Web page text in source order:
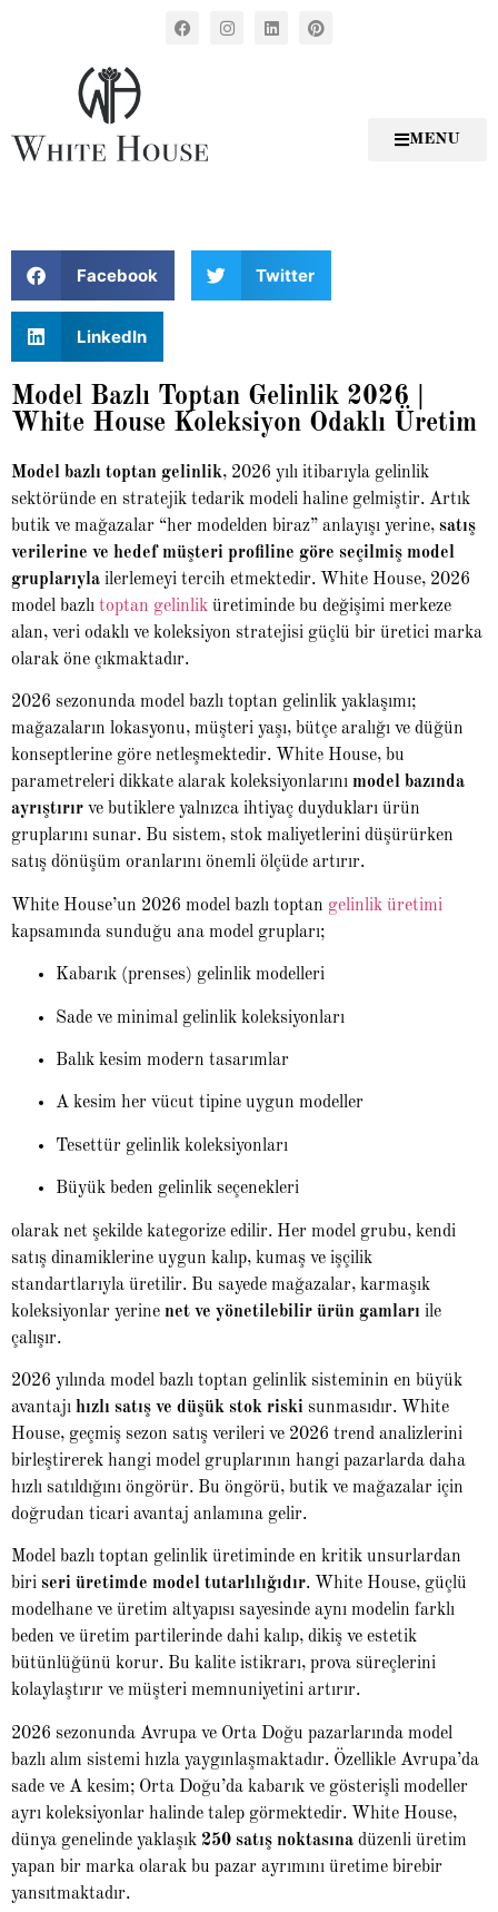
MENU
Facebook Twitter
LinkedIn
Model Bazlı Toptan Gelinlik 2026 |
White House Koleksiyon Odaklı Üretim
Model bazlı toptan gelinlik, 2026 yılı itibarıyla gelinlik
sektöründe en stratejik tedarik modeli haline gelmiştir. Artık
butik ve mağazalar “her modelden biraz” anlayışı yerine, satış
verilerine ve hedef müşteri profiline göre seçilmiş model
gruplarıyla ilerlemeyi tercih etmektedir. White House, 2026
model bazlı toptan gelinlik üretiminde bu değişimi merkeze
alan, veri odaklı ve koleksiyon stratejisi güçlü bir üretici marka
olarak öne çıkmaktadır.
2026 sezonunda model bazlı toptan gelinlik yaklaşımı;
mağazaların lokasyonu, müşteri yaşı, bütçe aralığı ve düğün
konseptlerine göre netleşmektedir. White House, bu
parametreleri dikkate alarak koleksiyonlarını model bazında
ayrıştırır ve butiklere yalnızca ihtiyaç duydukları ürün
gruplarını sunar. Bu sistem, stok maliyetlerini düşürürken
satış dönüşüm oranlarını önemli ölçüde artırır.
White House’un 2026 model bazlı toptan gelinlik üretimi
kapsamında sunduğu ana model grupları;
Kabarık (prenses) gelinlik modelleri
Sade ve minimal gelinlik koleksiyonları
Balık kesim modern tasarımlar
A kesim her vücut tipine uygun modeller
Tesettür gelinlik koleksiyonları
Büyük beden gelinlik seçenekleri
olarak net şekilde kategorize edilir. Her model grubu, kendi
satış dinamiklerine uygun kalıp, kumaş ve işçilik
standartlarıyla üretilir. Bu sayede mağazalar, karmaşık
koleksiyonlar yerine net ve yönetilebilir ürün gamları ile
çalışır.
2026 yılında model bazlı toptan gelinlik sisteminin en büyük
avantajı hızlı satış ve düşük stok riski sunmasıdır. White
House, geçmiş sezon satış verileri ve 2026 trend analizlerini
birleştirerek hangi model gruplarının hangi pazarlarda daha
hızlı satıldığını öngörür. Bu öngörü, butik ve mağazalar için
doğrudan ticari avantaj anlamına gelir.
Model bazlı toptan gelinlik üretiminde en kritik unsurlardan
biri seri üretimde model tutarlılığıdır. White House, güçlü
modelhane ve üretim altyapısı sayesinde aynı modelin farklı
beden ve üretim partilerinde dahi kalıp, dikiş ve estetik
bütünlüğünü korur. Bu kalite istikrarı, prova süreçlerini
kolaylaştırır ve müşteri memnuniyetini artırır.
2026 sezonunda Avrupa ve Orta Doğu pazarlarında model
bazlı alım sistemi hızla yaygınlaşmaktadır. Özellikle Avrupa’da
sade ve A kesim; Orta Doğu’da kabarık ve gösterişli modeller
ayrı koleksiyonlar halinde talep görmektedir. White House,
dünya genelinde yaklaşık 250 satış noktasına düzenli üretim
yapan bir marka olarak bu pazar ayrımını üretime birebir
yansıtmaktadır.